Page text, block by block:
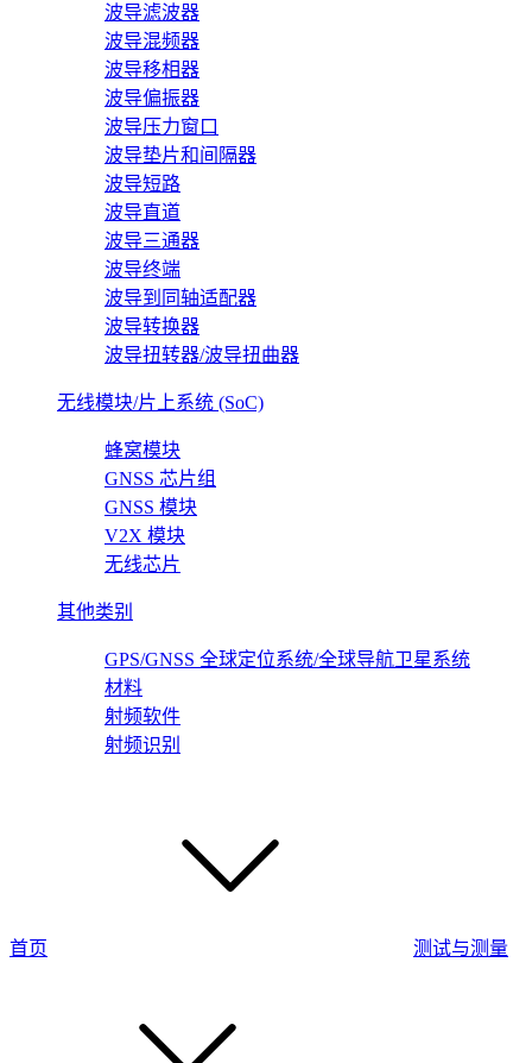
波导滤波器
波导混频器
波导移相器
波导偏振器
波导压力窗口
波导垫片和间隔器
波导短路
波导直道
波导三通器
波导终端
波导到同轴适配器
波导转换器
波导扭转器/波导扭曲器
无线模块/片上系统 (SoC)
蜂窝模块
GNSS 芯片组
GNSS 模块
V2X 模块
无线芯片
其他类别
GPS/GNSS 全球定位系统/全球导航卫星系统
材料
射频软件
射频识别
首页 测试与测量